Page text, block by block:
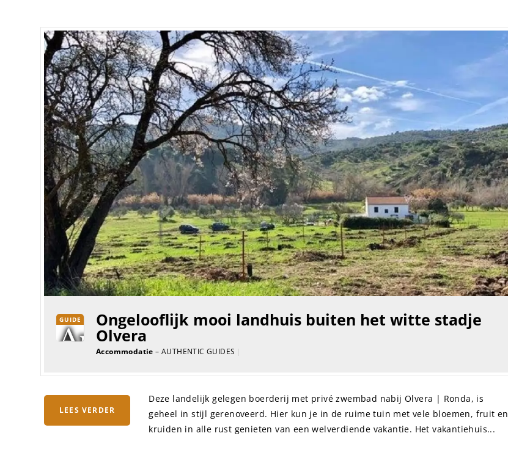
GUIDE Ongelooflijk mooi landhuis buiten het witte stadje
Olvera
Accommodatie – AUTHENTIC GUIDES |
LEES VERDER
Deze landelijk gelegen boerderij met privé zwembad nabij Olvera | Ronda, is
geheel in stijl gerenoveerd. Hier kun je in de ruime tuin met vele bloemen, fruit en
kruiden in alle rust genieten van een welverdiende vakantie. Het vakantiehuis...